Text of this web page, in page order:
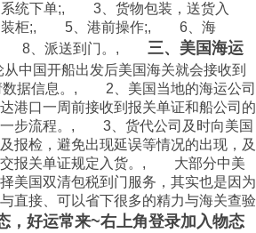
统下单;, 3、货物包装，送货入
装柜;, 5、港前操作;, 6、海
8、派送到门。, 三、美国海运
国开船出发后美国海关就会接收到
数据信息。, 2、美国当地的海运公司
港口一周前接收到报关单证和船公司的
一步流程。, 3、货代公司及时向美国
报检，避免出现延误等情况的出现，及
交报关单证规定入货。, 大部分中美
美国双清包税到门服务，其实也是因为
直接、可以省下很多的精力与海关查验
，好运常来~右上角登录加入物态